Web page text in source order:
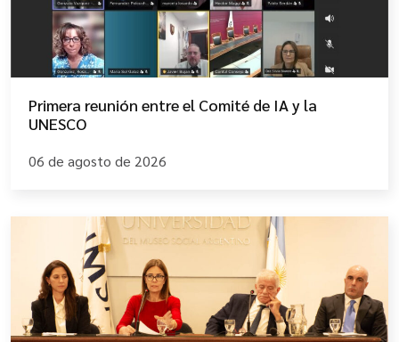
Primera reunión entre el Comité de IA y la
UNESCO
06 de agosto de 2026